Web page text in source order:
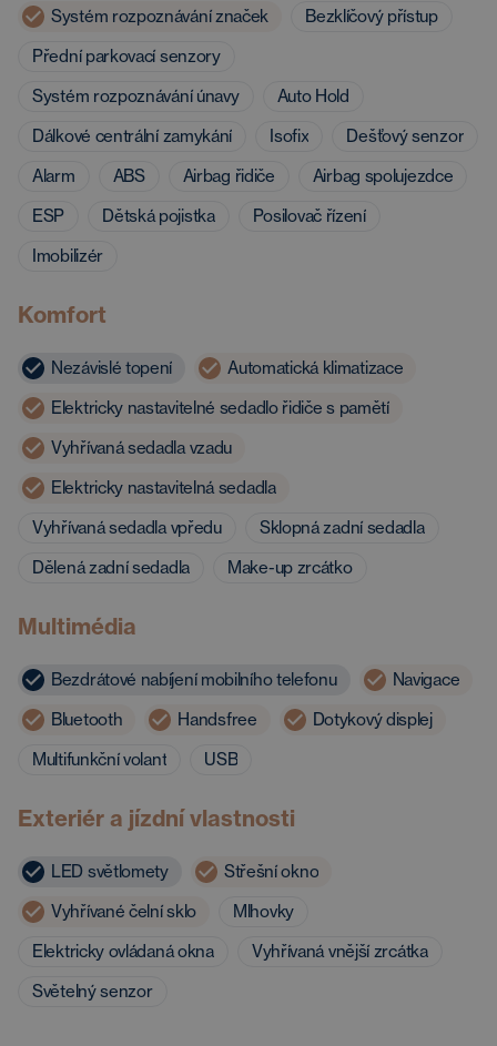
Systém rozpoznávání značek
Bezklíčový přístup
Přední parkovací senzory
Systém rozpoznávání únavy
Auto Hold
Dálkové centrální zamykání
Isofix
Dešťový senzor
Alarm
ABS Airbag řidiče
Airbag spolujezdce
ESP
Dětská pojistka
Posilovač řízení
Imobilizér
Komfort
Nezávislé topení
Automatická klimatizace
Elektricky nastavitelné sedadlo řidiče s pamětí
Vyhřívaná sedadla vzadu
Elektricky nastavitelná sedadla
Vyhřívaná sedadla vpředu
Sklopná zadní sedadla
Dělená zadní sedadla
Make-up zrcátko
Multimédia
Bezdrátové nabíjení mobilního telefonu
Navigace
Bluetooth
Handsfree
Dotykový displej
Multifunkční volant
USB
Exteriér a jízdní vlastnosti
LED světlomety
Střešní okno
Vyhřívané čelní sklo
Mlhovky
Elektricky ovládaná okna
Vyhřívaná vnější zrcátka
Světelný senzor